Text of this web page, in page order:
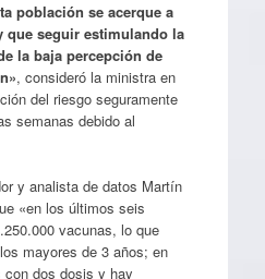
población se acerque a
que seguir estimulando la
la baja percepción de
, consideró la ministra en
del riesgo seguramente
semanas debido al
y analista de datos Martín
«en los últimos seis
vacunas, lo que
mayores de 3 años; en
dos dosis y hay